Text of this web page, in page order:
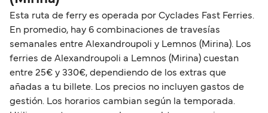
Esta ruta de ferry es operada por Cyclades Fast Ferries.
En promedio, hay 6 combinaciones de travesías
semanales entre Alexandroupoli y Lemnos (Mirina). Los
ferries de Alexandroupoli a Lemnos (Mirina) cuestan
entre 25€ y 330€, dependiendo de los extras que
añadas a tu billete. Los precios no incluyen gastos de
gestión. Los horarios cambian según la temporada.